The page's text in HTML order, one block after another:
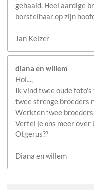
gehaald. Heel aardige
borstelhaar op zijn
Jan Keizer
diana en willem
Hoi...,
Ik vind twee oude
twee strenge broeders
Werkten twee broeders
Vertel je ons meer over
Otgerus??
Diana en willem